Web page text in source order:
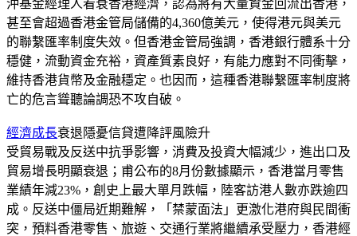
沖基金經理人看衰香港經濟，認為將有大量資金回流出香港，
甚至會超過香港金管局儲備的4,360億美元，使得港元與美元
的聯繫匯率制度失效。但香港金管局強調，香港銀行體系十分
穩健，流動資金充裕，資產質素良好，有能力應對不同衝擊，
維持香港貨幣及金融穩定。也因而，這種香港聯繫匯率制度將
亡的危言聳聽論調恐不攻自破。
經濟成長衰退隱憂信貸遭降評風險升
受貿易戰及反送中抗爭影響，消費及投資大幅減少，進出口及
貿易增長明顯衰退；甫公布的8月份數據顯示，香港當月零售
業績年減23%，創史上最大單月跌幅，陸客訪港人數亦跌逾四
成。反送中僵局近期難解，「禁蒙面法」更激化港府與民間衝
突，預料香港零售、旅遊、交通行業將繼續承受壓力，香港經